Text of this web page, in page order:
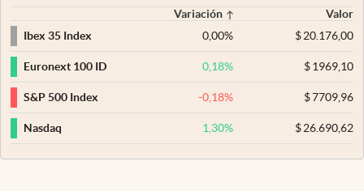
Variación
Valor
Ibex 35 Index
0,00% $20.176,00
Euronext 100 ID 0,18% $1969,10
S&P 500 Index -0,18% $7709,96
Nasdaq 1,30% $26.690,62